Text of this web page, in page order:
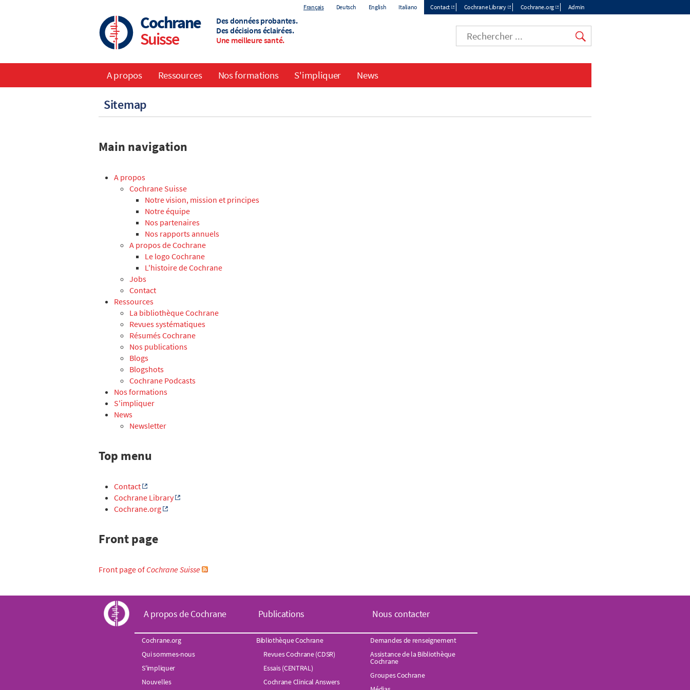
Français Deutsch English Italiano Contact Cochrane Library Cochrane.org Admin
Cochrane
Suisse
Des données probantes.
Des décisions éclairées.
Une meilleure santé.
Sitemap
Main navigation
A propos
Cochrane Suisse
Notre vision, mission et principes
Notre équipe
Nos partenaires
Nos rapports annuels
A propos de Cochrane
Le logo Cochrane
L'histoire de Cochrane
Jobs
Contact
Ressources
La bibliothèque Cochrane
Revues systématiques
Résumés Cochrane
Nos publications
Blogs
Blogshots
Cochrane Podcasts
Nos formations
S'impliquer
News
Newsletter
Top menu
Contact
Cochrane Library
Cochrane.org
Front page
Front page of Cochrane Suisse
Main
navigation
A propos Ressources Nos formations S'impliquer News
C
o
c
A propos de Cochrane
Cochrane.org
Qui sommes-nous
S'impliquer
Nouvelles
Publications
Bibliothèque Cochrane
Revues Cochrane (CDSR)
Essais (CENTRAL)
Cochrane Clinical Answers
Nous contacter
Demandes de renseignement
Assistance de la Bibliothèque
Cochrane
Groupes Cochrane